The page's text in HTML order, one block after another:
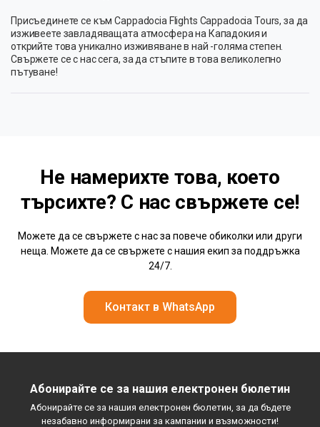
Присъединете се към Cappadocia Flights Cappadocia Tours, за да
изживеете завладяващата атмосфера на Кападокия и
открийте това уникално изживяване в най -голяма степен.
Свържете се с нас сега, за да стъпите в това великолепно
пътуване!
Не намерихте това, което
търсихте? С нас свържете се!
Можете да се свържете с нас за повече обиколки или други
неща. Можете да се свържете с нашия екип за поддръжка
24/7.
Контакт в WhatsApp
Абонирайте се за нашия електронен бюлетин
Абонирайте се за нашия електронен бюлетин, за да бъдете
незабавно информирани за кампании и възможности!